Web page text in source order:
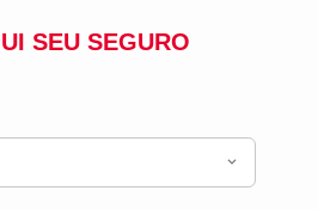
SEU SEGURO